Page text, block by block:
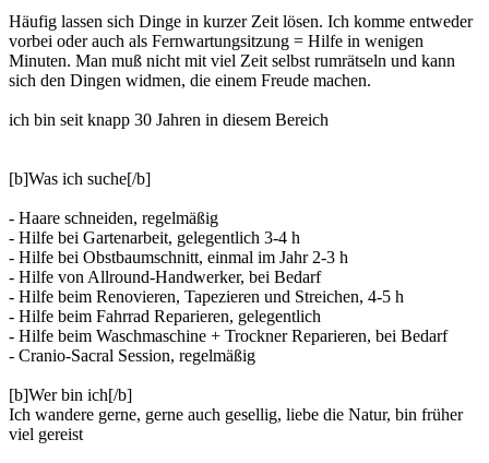
Häufig lassen sich Dinge in kurzer Zeit lösen. Ich komme entweder
vorbei oder auch als Fernwartungsitzung = Hilfe in wenigen
Minuten. Man muß nicht mit viel Zeit selbst rumrätseln und kann
sich den Dingen widmen, die einem Freude machen.
ich bin seit knapp 30 Jahren in diesem Bereich
[b]Was ich suche[/b]
- Haare schneiden, regelmäßig
- Hilfe bei Gartenarbeit, gelegentlich 3-4 h
- Hilfe bei Obstbaumschnitt, einmal im Jahr 2-3 h
- Hilfe von Allround-Handwerker, bei Bedarf
- Hilfe beim Renovieren, Tapezieren und Streichen, 4-5 h
- Hilfe beim Fahrrad Reparieren, gelegentlich
- Hilfe beim Waschmaschine + Trockner Reparieren, bei Bedarf
- Cranio-Sacral Session, regelmäßig
[b]Wer bin ich[/b]
Ich wandere gerne, gerne auch gesellig, liebe die Natur, bin früher
viel gereist